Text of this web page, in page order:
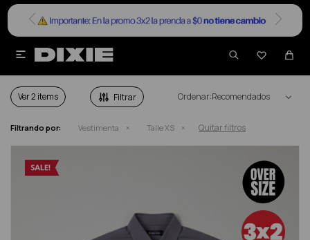


VESTIMENTA EN SALE TALLE XS
Ver Recomendados
Filtrando por: Vestimenta Talle XS Quitar filtros